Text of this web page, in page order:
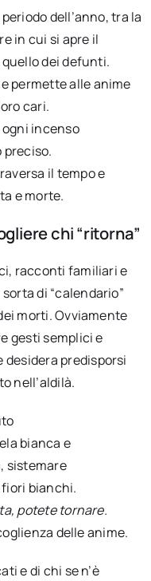
dell’anno, tra la
in cui si apre il
quello dei defunti.
permette alle anime
cari.
incenso
il tempo e
e morte.
chi “ritorna”
racconti familiari e
di “calendario”
morti. Ovviamente
gesti semplici e
predisporsi
nell’aldilà.
bianca e
sistemare
fiori bianchi.
potete tornare.
delle anime.
e di chi se n’è